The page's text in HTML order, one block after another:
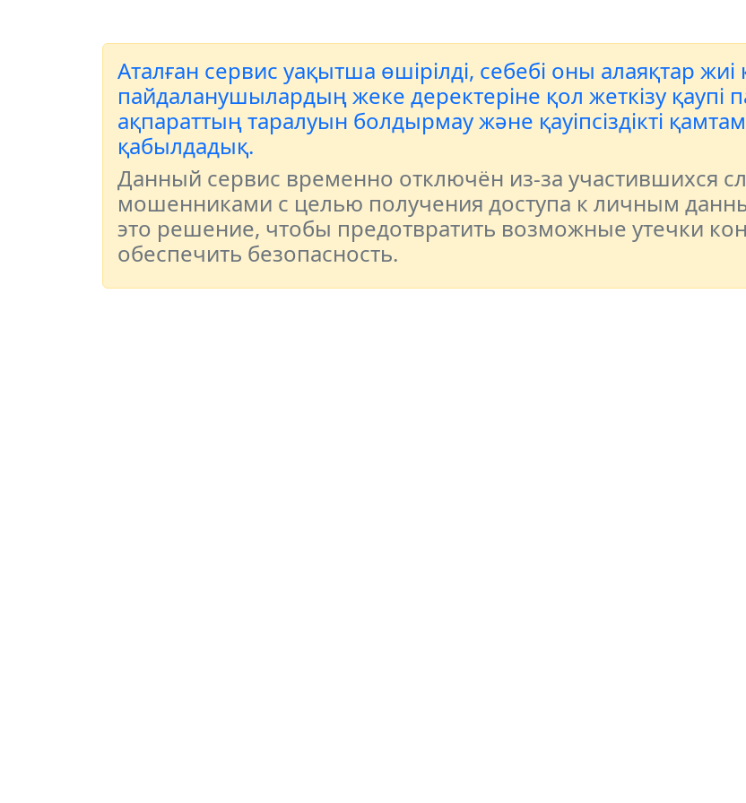
Аталған сервис уақытша өшірілді, себебі оны алаяқтар
пайдаланушылардың жеке деректеріне қол жеткізу қаупі
ақпараттың таралуын болдырмау және қауіпсіздікті
қабылдадық.
Данный сервис временно отключён из-за участившихся
мошенниками с целью получения доступа к личным
это решение, чтобы предотвратить возможные утечки
обеспечить безопасность.